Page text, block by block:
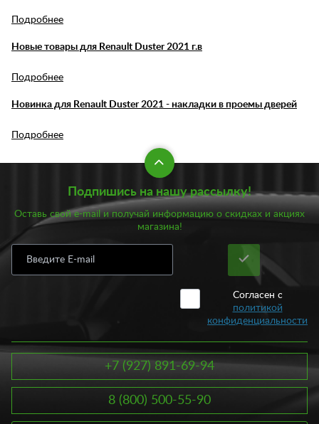
Подробнее
Новые товары для Renault Duster 2021 г.в
Подробнее
Новинка для Renault Duster 2021 - накладки в проемы дверей
Подробнее
Подпишись на нашу рассылку!
Оставь свой e-mail и получай информацию о скидках и акциях
магазина!
Согласен с
политикой
конфиденциальности
+7 (927) 891-69-94
8 (800) 500-55-90